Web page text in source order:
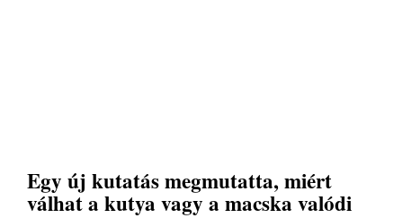
Egy új kutatás megmutatta, miért
válhat a kutya vagy a macska valódi